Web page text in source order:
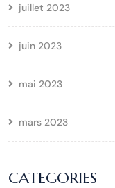
juillet 2023
juin 2023
mai 2023
mars 2023
CATEGORIES